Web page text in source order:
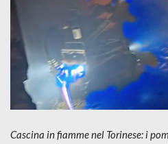
Cascina in fiamme nel Torinese: i